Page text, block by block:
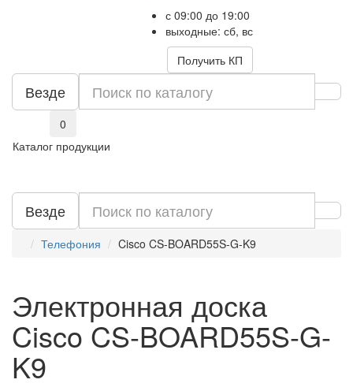
с 09:00 до 19:00
выходные: сб, вс
Получить КП
Везде
0
Каталог продукции
Везде
Телефония Cisco CS-BOARD55S-G-K9
Электронная доска
Cisco CS-BOARD55S-G-
K9